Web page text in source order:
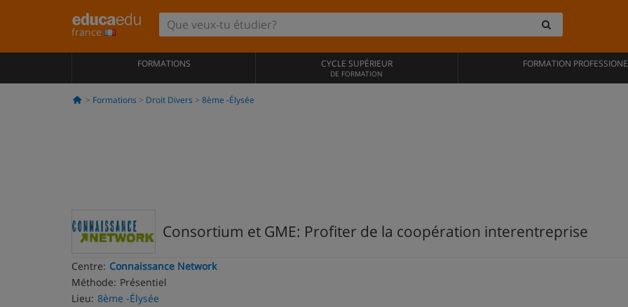
france
FORMATIONS CYCLE SUPÉRIEUR
DE FORMATION
FORMATION
Formations Droit Divers 8ème -Élysée
Consortium et GME: Profiter de la coopération interentreprise
Centre: Connaissance Network
Méthode: Présentiel
Lieu: 8ème -Élysée